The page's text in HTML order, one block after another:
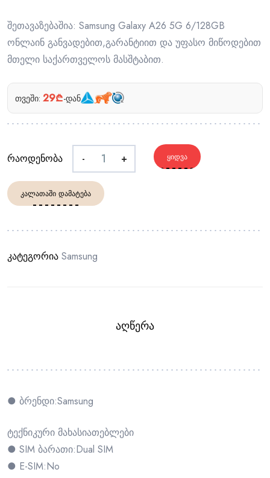
შეთავაზებაშია: Samsung Galaxy A26 5G 6/128GB
ონლაინ განვადებით,გარანტიით და უფასო მიწოდებით
მთელი საქართველოს მასშტაბით.
თვეში: 29₾-დან
რაოდენობა - + ᲧᲘᲓᲕᲐ
ᲙᲐᲚᲐᲗᲐᲨᲘ ᲓᲐᲛᲐᲢᲔᲑᲐ
კატეგორია Samsung
ᲐᲦᲬᲔᲠᲐ
● ბრენდი:Samsung
ტექნიკური მახასიათებლები
● SIM ბარათი:Dual SIM
● E-SIM:No